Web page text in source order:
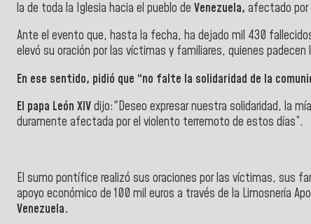
la de toda la Iglesia hacia el pueblo de Venezuela, afectado por
Ante el evento que, hasta la fecha, ha dejado mil 430
elevó su oración por las víctimas y familiares, quienes
En ese sentido, pidió que “no falte la solidaridad de la
El papa León XIVdijo:"Deseo expresar nuestra solidaridad, la
duramente afectada por el violento terremoto de estos días”.
El sumo pontífice realizó sus oraciones por las víctimas, sus
apoyo económico de 100 mil euros a través de la Limosnería
Venezuela.